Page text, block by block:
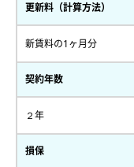
更新料（計算方法）
新賃料の1ヶ月分
契約年数
２年
損保